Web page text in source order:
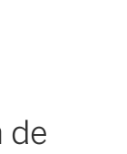
de